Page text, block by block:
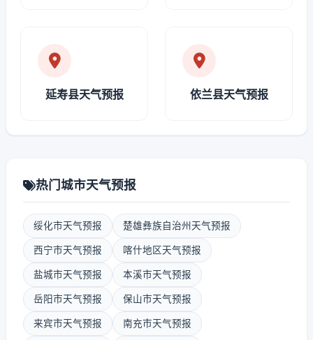
延寿县天气预报 依兰县天气预报
热门城市天气预报
绥化市天气预报 楚雄彝族自治州天气预报
西宁市天气预报 喀什地区天气预报
盐城市天气预报 本溪市天气预报
岳阳市天气预报 保山市天气预报
来宾市天气预报 南充市天气预报